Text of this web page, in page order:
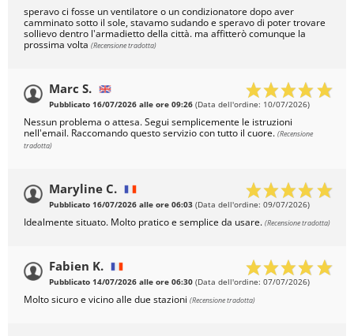
speravo ci fosse un ventilatore o un condizionatore dopo aver
camminato sotto il sole, stavamo sudando e speravo di poter trovare
sollievo dentro l'armadietto della città. ma affitterò comunque la
prossima volta (Recensione tradotta)
Marc S.
Pubblicato 16/07/2026 alle ore 09:26 (Data dell'ordine: 10/07/2026)
Nessun problema o attesa. Segui semplicemente le istruzioni
nell'email. Raccomando questo servizio con tutto il cuore. (Recensione
tradotta)
Maryline C.
Pubblicato 16/07/2026 alle ore 06:03 (Data dell'ordine: 09/07/2026)
Idealmente situato. Molto pratico e semplice da usare. (Recensione tradotta)
Fabien K.
Pubblicato 14/07/2026 alle ore 06:30 (Data dell'ordine: 07/07/2026)
Molto sicuro e vicino alle due stazioni (Recensione tradotta)